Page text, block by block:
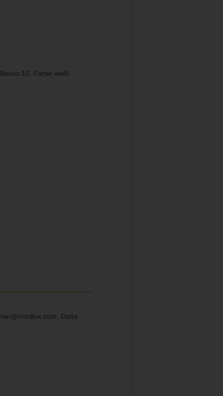
10, Farbe weiß.
Ostre